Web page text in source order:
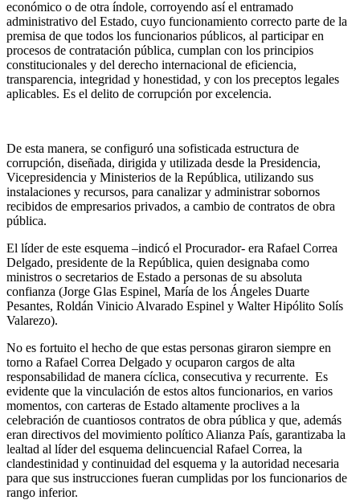
económico o de otra índole, corroyendo así el entramado
administrativo del Estado, cuyo funcionamiento correcto parte de la
premisa de que todos los funcionarios públicos, al participar en
procesos de contratación pública, cumplan con los principios
constitucionales y del derecho internacional de eficiencia,
transparencia, integridad y honestidad, y con los preceptos legales
aplicables. Es el delito de corrupción por excelencia.
De esta manera, se configuró una sofisticada estructura de
corrupción, diseñada, dirigida y utilizada desde la Presidencia,
Vicepresidencia y Ministerios de la República, utilizando sus
instalaciones y recursos, para canalizar y administrar sobornos
recibidos de empresarios privados, a cambio de contratos de obra
pública.
El líder de este esquema –indicó el Procurador- era Rafael Correa
Delgado, presidente de la República, quien designaba como
ministros o secretarios de Estado a personas de su absoluta
confianza (Jorge Glas Espinel, María de los Ángeles Duarte
Pesantes, Roldán Vinicio Alvarado Espinel y Walter Hipólito Solís
Valarezo).
No es fortuito el hecho de que estas personas giraron siempre en
torno a Rafael Correa Delgado y ocuparon cargos de alta
responsabilidad de manera cíclica, consecutiva y recurrente. Es
evidente que la vinculación de estos altos funcionarios, en varios
momentos, con carteras de Estado altamente proclives a la
celebración de cuantiosos contratos de obra pública y que, además
eran directivos del movimiento político Alianza País, garantizaba la
lealtad al líder del esquema delincuencial Rafael Correa, la
clandestinidad y continuidad del esquema y la autoridad necesaria
para que sus instrucciones fueran cumplidas por los funcionarios de
rango inferior.